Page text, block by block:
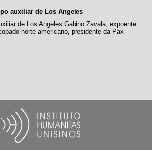
auxiliar de Los Angeles
de Los Angeles Gabino Zavala, expoente
norte-americano, presidente da Pax